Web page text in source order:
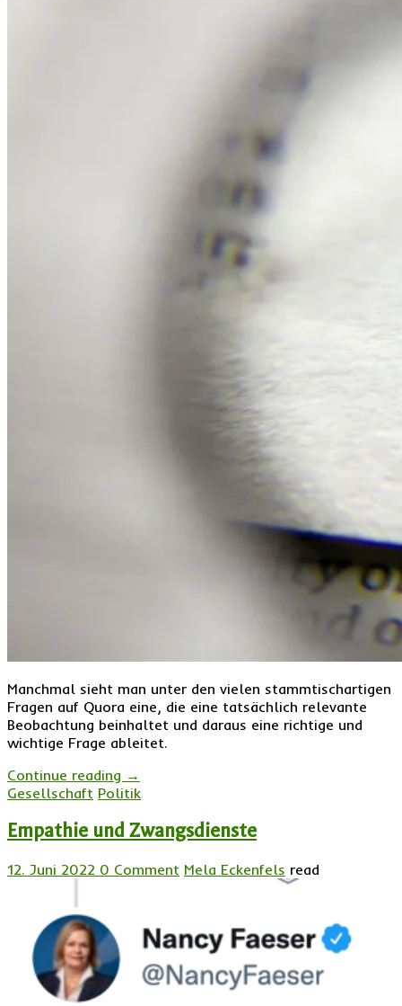
Manchmal sieht man unter den vielen stammtischartigen
Fragen auf Quora eine, die eine tatsächlich relevante
Beobachtung beinhaltet und daraus eine richtige und
wichtige Frage ableitet.
Continue reading →
Gesellschaft Politik
Empathie und Zwangsdienste
12. Juni 2022 0 Comment Mela Eckenfels read